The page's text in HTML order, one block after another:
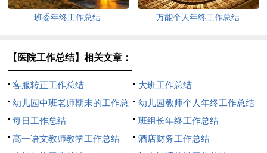
班委年终工作总结 万能个人年终工作总结
【医院工作总结】相关文章：
客服转正工作总结
大班工作总结
幼儿园中班老师期末的工作总
结
幼儿园教师个人年终工作总结
每日工作总结
班组长年终工作总结
高一语文教师教学工作总结
酒店财务工作总结